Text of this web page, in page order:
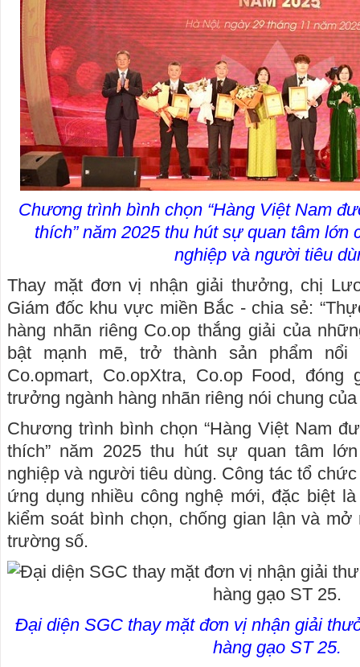
Chương trình bình chọn “Hàng Việt Nam
thích” năm 2025 thu hút sự quan tâm lớn
nghiệp và người tiêu
Thay mặt đơn vị nhận giải thưởng, chị
Giám đốc khu vực miền Bắc - chia sẻ:
hàng nhãn riêng Co.op thắng giải của
bật mạnh mẽ, trở thành sản phẩm
Co.opmart, Co.opXtra, Co.op Food,
trưởng ngành hàng nhãn riêng nói chung của
Chương trình bình chọn “Hàng Việt Nam
thích” năm 2025 thu hút sự quan tâm
nghiệp và người tiêu dùng. Công tác tổ
ứng dụng nhiều công nghệ mới, đặc biệt
kiểm soát bình chọn, chống gian lận và
trường số.
Đại diện SGC thay mặt đơn vị nhận giải
hàng gạo ST 25.